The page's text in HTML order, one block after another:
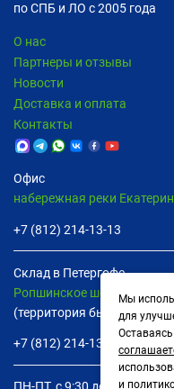
по СПБ и ЛО с 2005 года
О нас
Партнеры и отзывы
Новости
Доставка и оплата
Контакты
Офис
набережная реки
+7 (812) 214-13-13
Склад в Петергофе
Ропшинское шоссе дом 8В
(территория бывшей
+7 (812) 214-13-13
Мы
для
и